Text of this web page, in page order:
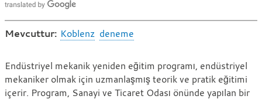
Yerinde
İşle
a
s
ı
z
Mevcuttur: Koblenz deneme
Endüstriyel
mekaniker
Endüstriyel mekanik yeniden eğitim programı, endüstriyel
mekaniker olmak için uzmanlaşmış teorik ve pratik eğitimi
içerir. Program, Sanayi ve Ticaret Odası önünde yapılan bir